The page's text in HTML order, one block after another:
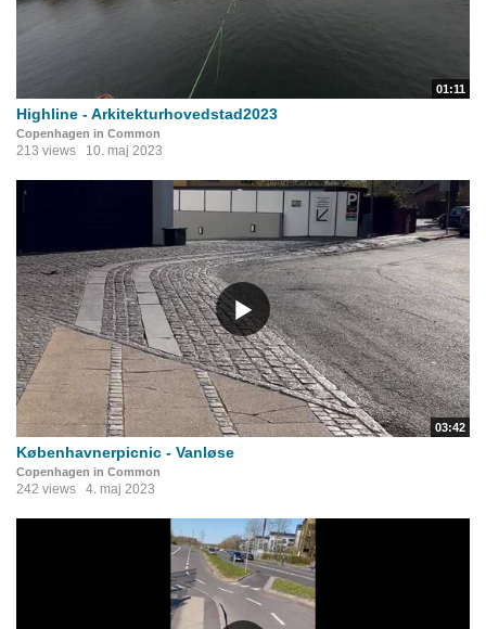
01:11
Highline - Arkitekturhovedstad2023
Copenhagen in Common
213 views 10. maj 2023
03:42
Københavnerpicnic - Vanløse
Copenhagen in Common
242 views 4. maj 2023